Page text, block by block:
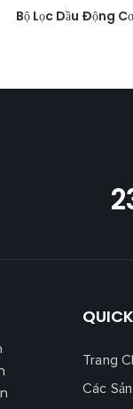
Bộ Lọc Dầu Động
Trang
Các